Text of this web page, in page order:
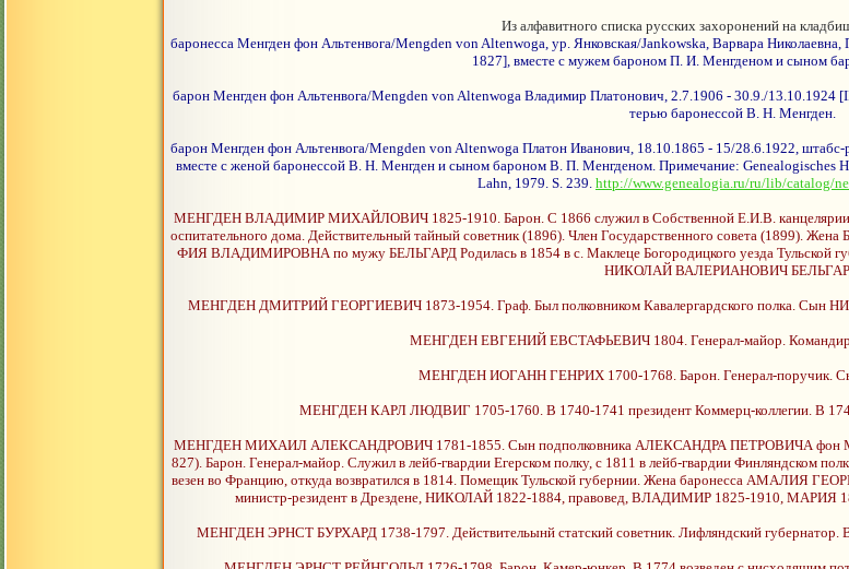
Из алфавитного списка русских захоронений на
баронесса Менгден фон Альтенвога/Mengden von Altenwoga, ур. Янковская/Jankowska, Варвара
1827], вместе с мужем бароном П. И. Менгденом и сыном
барон Менгден фон Альтенвога/Mengden von Altenwoga Владимир Платонович, 2.7.1906 - 30.9./
терью баронессой В. Н. Менгден.
барон Менгден фон Альтенвога/Mengden von Altenwoga Платон Иванович, 18.10.1865 - 15/28.6.1922,
вместе с женой баронессой В. Н. Менгден и сыном бароном В. П. Менгденом. Примечание: Genealogisches
Lahn, 1979. S. 239. http://www.genealogia.ru/ru/lib/catalog/
МЕНГДЕН ВЛАДИМИР МИХАЙЛОВИЧ 1825-1910. Барон. С 1866 служил в Собственной Е.И.В. канцелярии по
оспитательного дома. Действительный тайный советник (1896). Член Государственного совета
ФИЯ ВЛАДИМИРОВНА по мужу БЕЛЬГАРД Родилась в 1854 в с. Маклеце Богородицкого уезда Тульской
НИКОЛАЙ ВАЛЕРИАНОВИЧ
МЕНГДЕН ДМИТРИЙ ГЕОРГИЕВИЧ 1873-1954. Граф. Был полковником Кавалергардского полка. Сын
МЕНГДЕН ЕВГЕНИЙ ЕВСТАФЬЕВИЧ 1804. Генерал-майор. Командир
МЕНГДЕН ИОГАНН ГЕНРИХ 1700-1768. Барон. Генерал-поручик.
МЕНГДЕН КАРЛ ЛЮДВИГ 1705-1760. В 1740-1741 президент Коммерц-коллегии. В
МЕНГДЕН МИХАИЛ АЛЕКСАНДРОВИЧ 1781-1855. Сын подполковника АЛЕКСАНДРА ПЕТРОВИЧА
827). Барон. Генерал-майор. Служил в лейб-гвардии Егерском полку, с 1811 в лейб-гвардии Финляндском
везен во Францию, откуда возвратился в 1814. Помещик Тульской губернии. Жена баронесса
министр-резидент в Дрездене, НИКОЛАЙ 1822-1884, правовед, ВЛАДИМИР 1825-1910,
МЕНГДЕН ЭРНСТ БУРХАРД 1738-1797. Действительынй статский советник. Лифляндский губернатор.